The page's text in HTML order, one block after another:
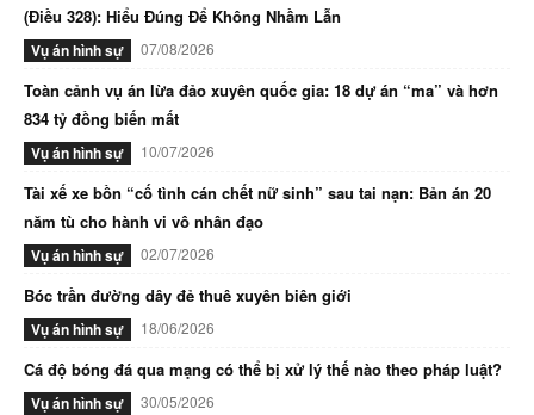
(Điều 328): Hiểu Đúng Để Không Nhầm Lẫn
Vụ án hình sự 07/08/2026
Toàn cảnh vụ án lừa đảo xuyên quốc gia: 18 dự án “ma” và hơn
834 tỷ đồng biến mất
Vụ án hình sự 10/07/2026
Tài xế xe bồn “cố tình cán chết nữ sinh” sau tai nạn: Bản án 20
năm tù cho hành vi vô nhân đạo
Vụ án hình sự 02/07/2026
Bóc trần đường dây đẻ thuê xuyên biên giới
Vụ án hình sự 18/06/2026
Cá độ bóng đá qua mạng có thể bị xử lý thế nào theo pháp luật?
Vụ án hình sự 30/05/2026